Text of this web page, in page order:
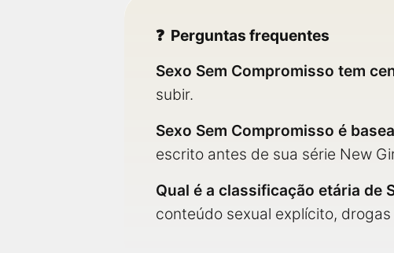
Perguntas frequentes
Sexo Sem Compromisso tem
subir.
Sexo Sem Compromisso é
escrito antes de sua série New
Qual é a classificação etária de
conteúdo sexual explícito, drogas